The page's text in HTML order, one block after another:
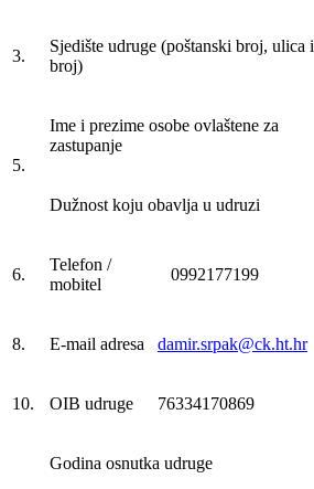
3.
Sjedište udruge (poštanski broj, ulica i
broj)
5.
Ime i prezime osobe ovlaštene za
zastupanje
Dužnost koju obavlja u udruzi
6.
Telefon /
mobitel
0992177199
8. E-mail adresa damir.srpak@ck.ht.hr
10. OIB udruge 76334170869
Godina osnutka udruge